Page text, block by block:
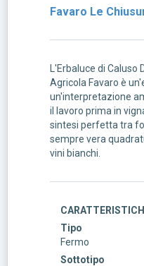
Favaro Le
L'Erbaluce di
Agricola Favaro è
un'interpretazione
il lavoro prima in
sintesi perfetta tra
sempre vera
vini bianchi.
Tipo
Fermo
Sottotipo